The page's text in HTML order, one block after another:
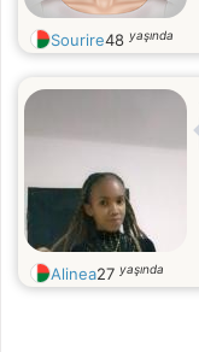
Sourire48 yaşında
Alinea27 yaşında